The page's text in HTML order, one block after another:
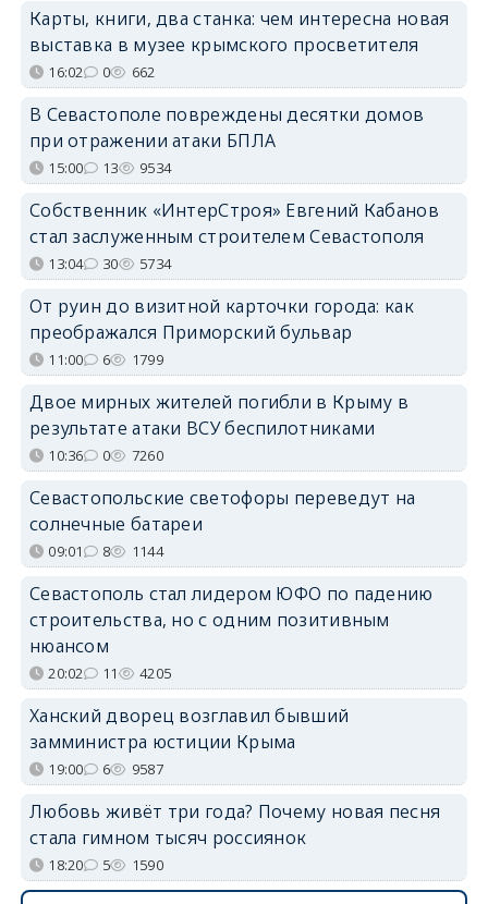
Карты, книги, два станка: чем интересна новая
выставка в музее крымского просветителя
16:02 0 662
В Севастополе повреждены десятки домов
при отражении атаки БПЛА
15:00 13 9534
Собственник «ИнтерСтроя» Евгений Кабанов
стал заслуженным строителем Севастополя
13:04 30 5734
От руин до визитной карточки города: как
преображался Приморский бульвар
11:00 6 1799
Двое мирных жителей погибли в Крыму в
результате атаки ВСУ беспилотниками
10:36 0 7260
Севастопольские светофоры переведут на
солнечные батареи
09:01 8 1144
Севастополь стал лидером ЮФО по падению
строительства, но с одним позитивным
нюансом
20:02 11 4205
Ханский дворец возглавил бывший
замминистра юстиции Крыма
19:00 6 9587
Любовь живёт три года? Почему новая песня
стала гимном тысяч россиянок
18:20 5 1590